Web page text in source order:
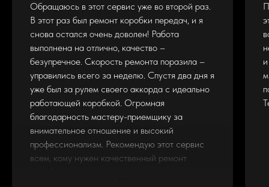
Обращаюсь в этот сервис уже во второй раз.
В этот раз был ремонт коробки передач, и я
снова остался очень доволен! Работа
выполнена на отлично, качество –
безупречное. Скорость ремонта поразила –
управились всего за неделю. Спустя два дня я
уже был за рулем своего аккорда с идеально
работающей коробкой. Огромная
благодарность мастеру-приемщику за
внимательное отношение и высокий
профессионализм. Рекомендую этот сервис
всем, кому нужен качественный ремонт